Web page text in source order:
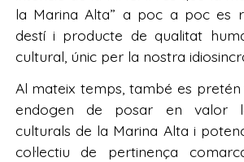
la Marina Alta” a poc a poc es
destí i producte de qualitat
cultural, únic per la nostra
Al mateix temps, també es pretén
endogen de posar en valor
culturals de la Marina Alta i
col·lectiu de pertinença